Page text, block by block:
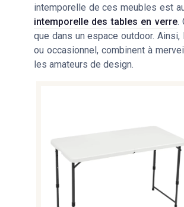
intemporelle de ces meubles est
intemporelle des tables en verre.
que dans un espace outdoor.
ou occasionnel, combinent à
les amateurs de design.